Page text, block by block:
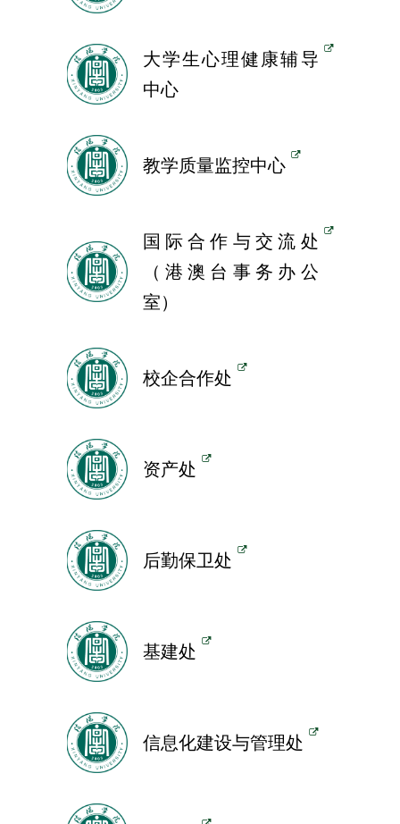
大学生心理健康辅导
中心
教学质量监控中心
国际合作与交流处
（港澳台事务办公
室）
校企合作处
资产处
后勤保卫处
基建处
信息化建设与管理处